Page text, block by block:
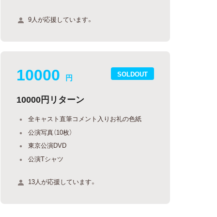
9人が応援しています。
SOLDOUT
10000 円
10000円リターン
全キャスト直筆コメント入りお礼の色紙
公演写真（10枚）
東京公演DVD
公演Tシャツ
13人が応援しています。